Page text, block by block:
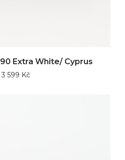
Extra White/ Cyprus
3 599 Kč